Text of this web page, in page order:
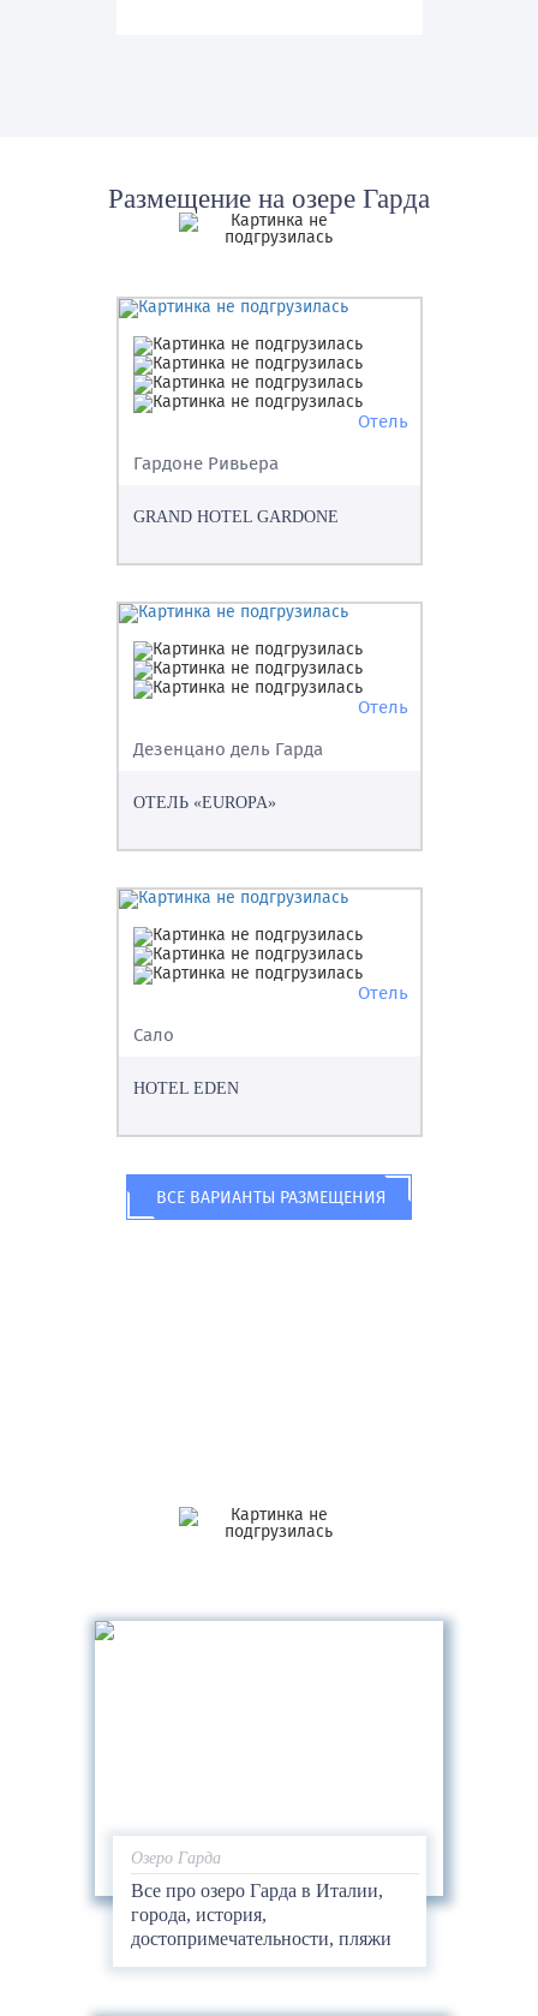
Размещение на озере Гарда
Отель
Гардоне Ривьера
GRAND HOTEL GARDONE
Отель
Дезенцано дель Гарда
ОТЕЛЬ «EUROPA»
Отель
Сало
HOTEL EDEN
ВСЕ ВАРИАНТЫ РАЗМЕЩЕНИЯ
Озеро Гарда
Все про озеро Гарда в Италии,
города, история,
достопримечательности, пляжи